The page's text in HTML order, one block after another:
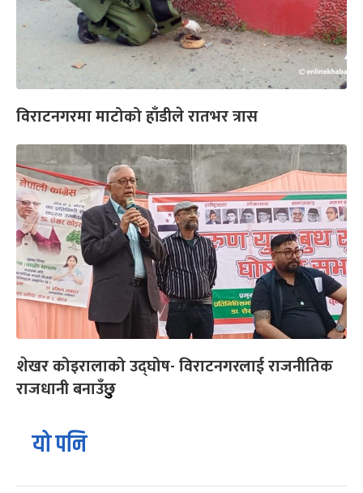
विराटनगरमा माटोको हाँडीले रातभर त्रास
शेखर कोइरालाको उद्घोष- विराटनगरलाई राजनीतिक
राजधानी बनाउँछुु
यो पनि